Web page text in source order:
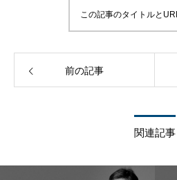
この記事のタイトルと
前の記事
関連記事